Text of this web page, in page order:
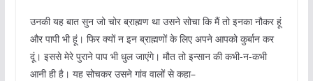
उनकी यह बात सुन जो चोर ब्राह्मण था उसने सोचा कि मैं तो इनका नौकर हूं
और पापी भी हूं। फिर क्यों न इन ब्राह्मणों के लिए अपने आपको कुर्बान कर
दूं। इससे मेरे पुराने पाप भी धुल जाएंगे। मौत तो इन्सान की कभी-न-कभी
आनी ही है। यह सोचकर उसने गांव वालों से कहा–